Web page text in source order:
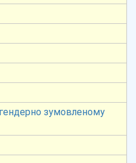
зумовленому